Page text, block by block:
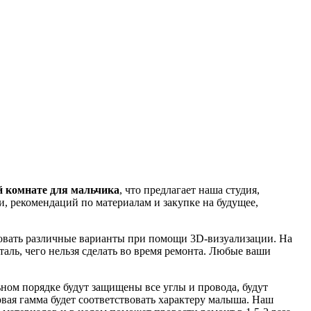
комнате для мальчика, что предлагает наша студия,
рекомендаций по материалам и закупке на будущее,
различные варианты при помощи 3D-визуализации. На
чего нельзя сделать во время ремонта. Любые ваши
порядке будут защищены все углы и провода, будут
гамма будет соответствовать характеру малыша. Наш